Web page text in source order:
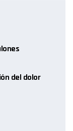
del dolor